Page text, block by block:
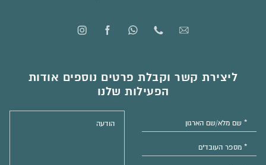
ליצירת קשר וקבלת פרטים נוספים אודות
הפעילות שלנו